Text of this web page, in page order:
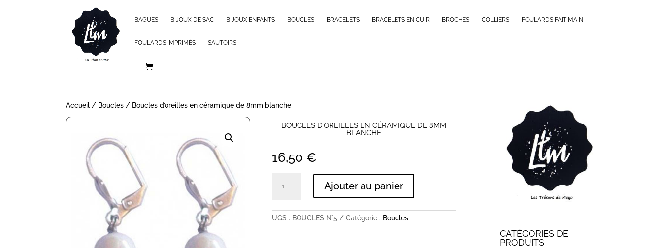
BAGUES BIJOUX DE SAC BIJOUX ENFANTS BOUCLES BRACELETS BRACELETS EN CUIR BROCHES COLLIERS FOULARDS FAIT MAIN
FOULARDS IMPRIMÉS SAUTOIRS
Accueil / Boucles / Boucles d’oreilles en céramique de 8mm blanche
BOUCLES D’OREILLES EN CÉRAMIQUE DE 8MM
BLANCHE
16,50 €
en
céramique
Ajouter au panier
UGS : BOUCLES N°5 Catégorie : Boucles
CATÉGORIES DE
PRODUITS